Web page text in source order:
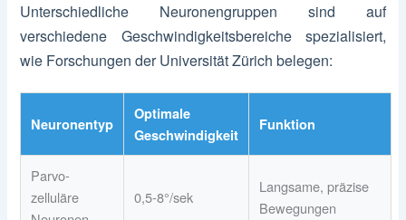
Unterschiedliche Neuronengruppen sind auf
verschiedene Geschwindigkeitsbereiche spezialisiert,
wie Forschungen der Universität Zürich belegen:
Neuronentyp
Optimale
Geschwindigkeit
Funktion
Parvo-
zelluläre
0,5-8°/sek
Langsame, präzise
Bewegungen